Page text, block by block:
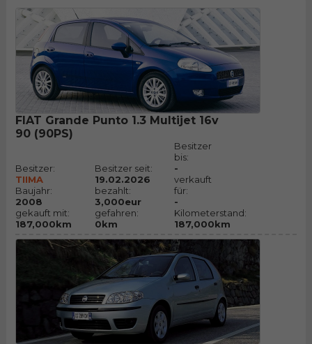
FIAT Grande Punto 1.3 Multijet 16v
90 (90PS)
Besitzer:
TIIMA
Baujahr:
2008
gekauft mit:
187,000km
Besitzer seit:
19.02.2026
bezahlt:
3,000eur
gefahren:
0km
Besitzer
bis:
-
verkauft
für:
-
Kilometerstand:
187,000km